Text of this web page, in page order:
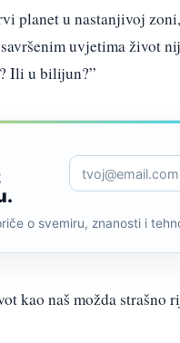
planet u nastanjivoj
uvjetima život
Ili u bilijun?”
o svemiru, znanosti i
kao naš možda